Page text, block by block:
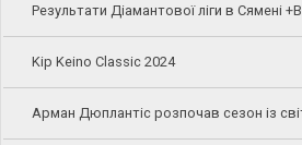
Результати Діамантової ліги в Сямені
Kip Keino Classic 2024
Арман Дюплантіс розпочав сезон із